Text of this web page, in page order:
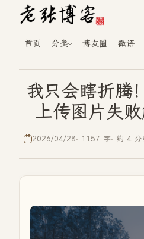
首页 分类 博友圈 微语
我只会瞎折腾
上传图片失败
2026/04/28 1157 字 约 4 分